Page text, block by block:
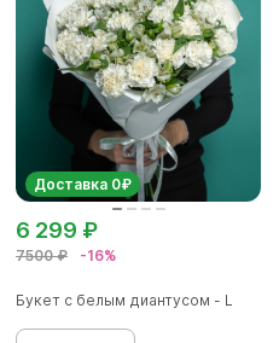
Доставка 0₽
7500 ₽ -16%
6 299 ₽
Букет с белым диантусом - L